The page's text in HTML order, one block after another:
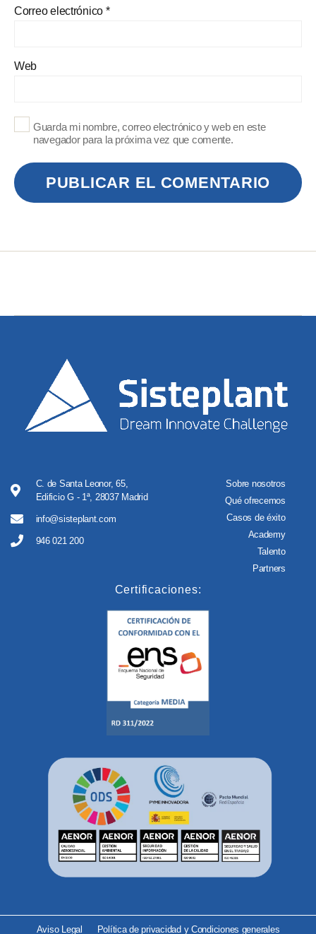
Correo electrónico *
Web
Guarda mi nombre, correo electrónico y web en este
navegador para la próxima vez que comente.
C. de Santa Leonor, 65,
Edificio G - 1ª, 28037 Madrid
info@sisteplant.com
946 021 200
Sobre nosotros
Qué ofrecemos
Casos de éxito
Academy
Talento
Partners
Certificaciones:
Aviso Legal Política de privacidad y Condiciones generales